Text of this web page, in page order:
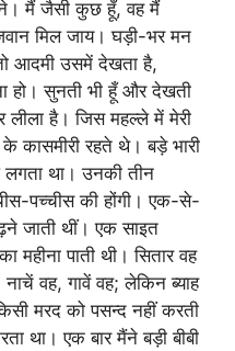
मैं जैसी कुछ हूँ, वह मैं
मिल जाय। घड़ी-भर मन
आदमी उसमें देखता है,
हो। सुनती भी हूँ और देखती
है। जिस महल्ले में मेरी
कासमीरी रहते थे। बड़े भारी
था। उनकी तीन
पच्चीस की होंगी। एक-से-
जाती थीं। एक साइत
महीना पाती थी। सितार वह
वह, गावें वह; लेकिन ब्याह
मरद को पसन्द नहीं करती
था। एक बार मैंने बड़ी बीबी